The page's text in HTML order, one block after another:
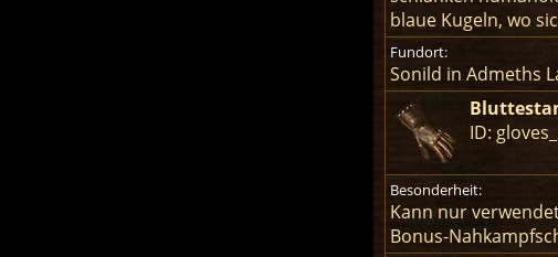
blaue Kugeln, wo
Fundort:
Sonild in Admeths
ID:
Besonderheit:
Kann nur
Bonus-